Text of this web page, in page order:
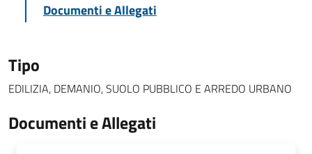
Documenti e Allegati
Tipo
EDILIZIA, DEMANIO, SUOLO PUBBLICO E ARREDO URBANO
Documenti e Allegati